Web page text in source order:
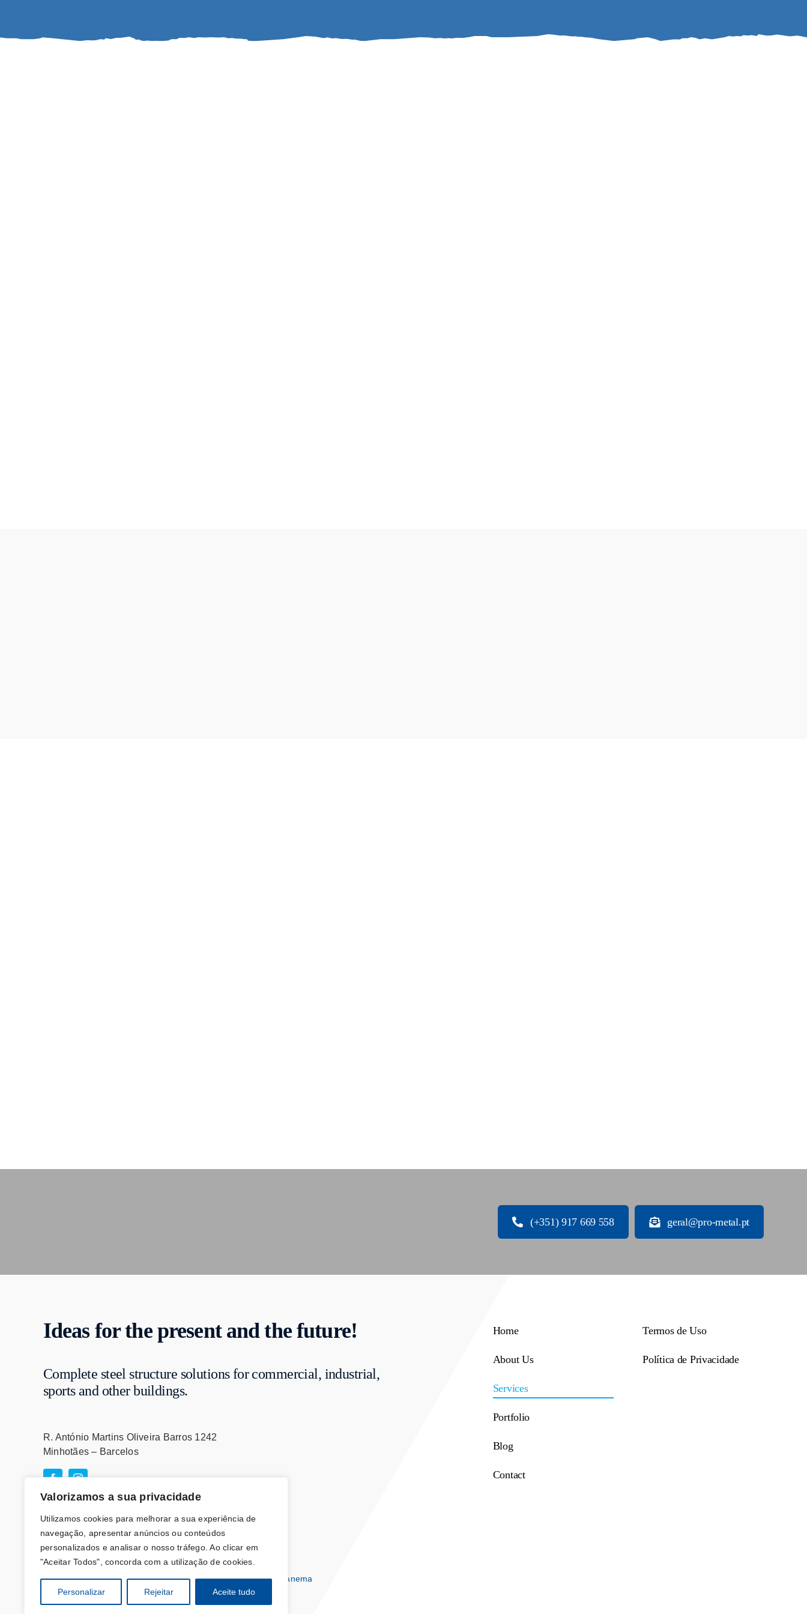
Valorizamos a sua privacidade
Utilizamos cookies para melhorar a sua experiência de
navegação, apresentar anúncios ou conteúdos
personalizados e analisar o nosso tráfego. Ao clicar em
"Aceitar Todos", concorda com a utilização de cookies.
Personalizar Rejeitar Aceite tudo
(+351) 917 669 558 geral@pro-metal.pt
Ideas for the present and the future!
Complete steel structure solutions for commercial, industrial,
sports and other buildings.
R. António Martins Oliveira Barros 1242
Minhotães – Barcelos
Home
About Us
Services
Portfolio
Blog
Contact
Termos de Uso
Política de Privacidade
© Todos os direitos reservados - Desenvolvido porAgência Ipanema